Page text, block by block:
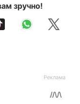
зручно!